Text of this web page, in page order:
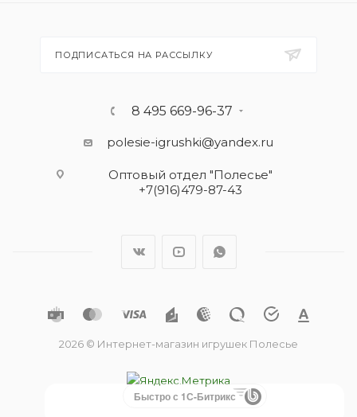
ПОДПИСАТЬСЯ НА РАССЫЛКУ
8 495 669-96-37
polesie-igrushki@yandex.ru
Оптовый отдел "Полесье"
+7(916)479-87-43
2026 © Интернет-магазин игрушек Полесье
Быстро с 1С-Битрикс